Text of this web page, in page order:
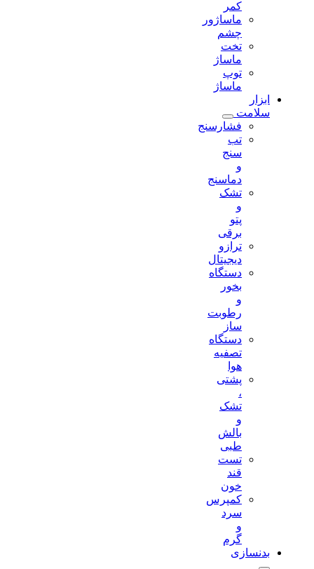
ماساژور
تخت
ماساژ
توپ
ماساژ
ابزار
سلامت
فشارسنج
دماسنج
تشک
ترازو
دیجیتال
دستگاه
رطوبت
دستگاه
تصفیه
پشتی
تست
کمپرس
بدنسازی